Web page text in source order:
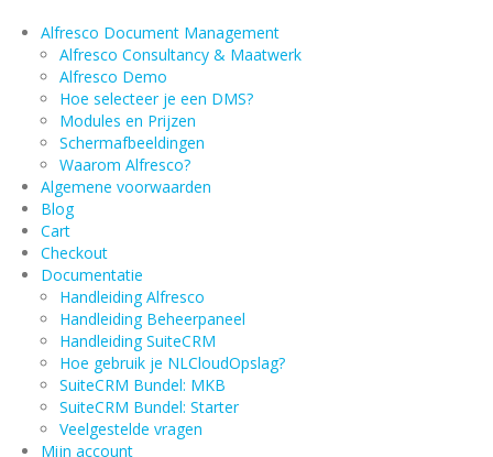
Alfresco Document Management
Alfresco Consultancy & Maatwerk
Alfresco Demo
Hoe selecteer je een DMS?
Modules en Prijzen
Schermafbeeldingen
Waarom Alfresco?
Algemene voorwaarden
Blog
Cart
Checkout
Documentatie
Handleiding Alfresco
Handleiding Beheerpaneel
Handleiding SuiteCRM
Hoe gebruik je NLCloudOpslag?
SuiteCRM Bundel: MKB
SuiteCRM Bundel: Starter
Veelgestelde vragen
Mijn account